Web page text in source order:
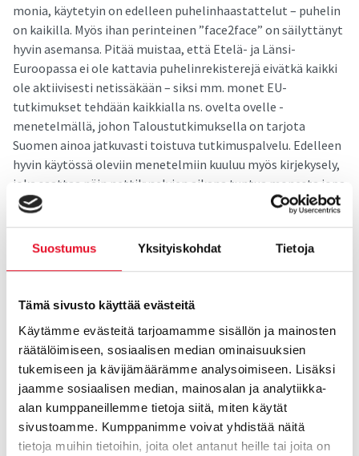
Suostumus Yksityiskohdat Tietoja
Tämä sivusto käyttää evästeitä
Käytämme evästeitä tarjoamamme sisällön ja mainosten
räätälöimiseen, sosiaalisen median ominaisuuksien
tukemiseen ja kävijämäärämme analysoimiseen. Lisäksi
jaamme sosiaalisen median, mainosalan ja analytiikka-
alan kumppaneillemme tietoja siitä, miten käytät
sivustoamme. Kumppanimme voivat yhdistää näitä
tietoja muihin tietoihin, joita olet antanut heille tai joita on
monia, käytetyin on edelleen puhelinhaastattelut – puhelin
on kaikilla. Myös ihan perinteinen ”face2face” on säilyttänyt
hyvin asemansa. Pitää muistaa, että Etelä- ja Länsi-
Euroopassa ei ole kattavia puhelinrekisterejä eivätkä kaikki
ole aktiivisesti netissäkään – siksi mm. monet EU-
tutkimukset tehdään kaikkialla ns. ovelta ovelle -
menetelmällä, johon Taloustutkimuksella on tarjota
Suomen ainoa jatkuvasti toistuva tutkimuspalvelu. Edelleen
hyvin käytössä oleviin menetelmiin kuuluu myös kirjekysely,
joka saattaa näin nettikyselyjen aikana tuntua monesta jopa
tervetulleelta vaihtelulta. Toki eniten osuuttaan on
etuja ovat nopeus ja edullisempi hinta. Mutta kaikkea ei voi
Asiakkaitamme ajatellen pidämme tärkeimpänä
helppoutta. Jatkuva tekeminen ja valmiit tuotteet
väestötutkimusten toteuttamiseksi satavat asiakkaidemme
laariin. Käyntiin päästään nopeasti ja aikataulut pitävät.
Esim. viikoittaiset puhelimessa tehtävät Telebus-
väestötutkimuksemme, johon kuka tahansa voi ostaa omia
kysymyksiään mukaan, ihan vaikka vaan yhden kysymyksen,
toteutetaan aina 1. prioriteetilla ja tulokset toimitetaan